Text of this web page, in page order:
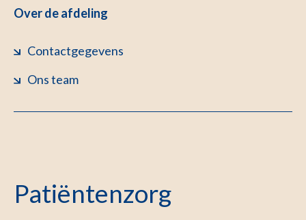
Over de afdeling
Contactgegevens
Ons team
Patiëntenzorg